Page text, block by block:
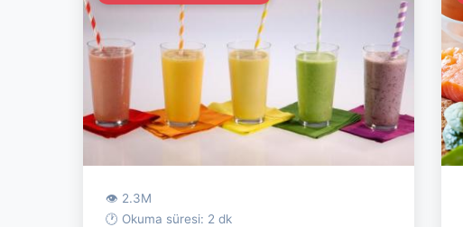
👁 2.3M
🕐 Okuma süresi: 2 dk